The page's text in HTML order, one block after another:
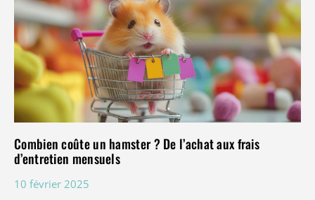
Combien coûte un hamster ? De l’achat aux frais
d’entretien mensuels
10 février 2025